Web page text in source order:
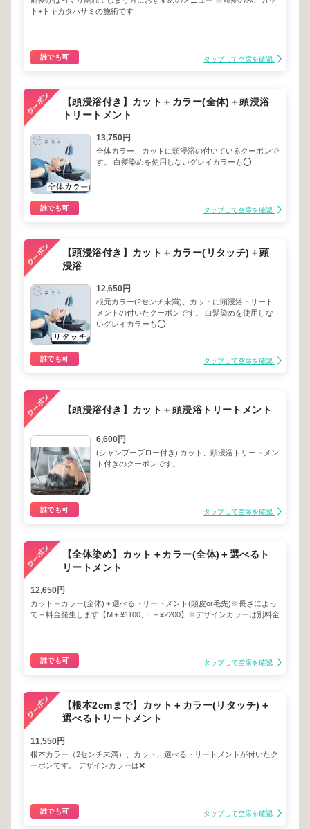
ト+トキカタハサミの施術です
誰でも可 タップして空席を確認
【頭浸浴付き】カット＋カラー(全体)＋頭浸浴
トリートメント
13,750円
全体カラー、カットに頭浸浴の付いているクーポンで
す。 白髪染めを使用しないグレイカラーも⭕️
誰でも可 タップして空席を確認
【頭浸浴付き】カット＋カラー(リタッチ)＋頭
浸浴
12,650円
根元カラー(2センチ未満)、カットに頭浸浴トリート
メントの付いたクーポンです。 白髪染めを使用しな
いグレイカラーも⭕️
誰でも可 タップして空席を確認
【頭浸浴付き】カット＋頭浸浴トリートメント
6,600円
(シャンプーブロー付き) カット、頭浸浴トリートメン
ト付きのクーポンです。
誰でも可 タップして空席を確認
【全体染め】カット＋カラー(全体)＋選べるト
リートメント
12,650円
カット＋カラー(全体)＋選べるトリートメント(頭皮or毛先)※長さによっ
て＋料金発生します【M＋¥1100、L＋¥2200】※デザインカラーは別料金
誰でも可 タップして空席を確認
【根本2cmまで】カット＋カラー(リタッチ)＋
選べるトリートメント
11,550円
根本カラー（2センチ未満）、カット、選べるトリートメントが付いたク
ーポンです。 デザインカラーは❌
誰でも可 タップして空席を確認